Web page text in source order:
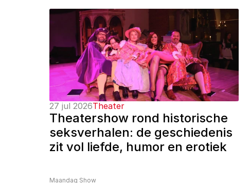
27 jul 2026Theater
Theatershow rond historische
seksverhalen: de geschiedenis
zit vol liefde, humor en erotiek
Maandag Show